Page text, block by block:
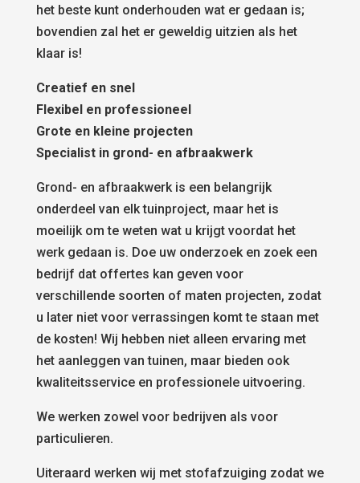
het beste kunt onderhouden wat er gedaan is;
bovendien zal het er geweldig uitzien als het
klaar is!
Creatief en snel
Flexibel en professioneel
Grote en kleine projecten
Specialist in grond- en afbraakwerk
Grond- en afbraakwerk is een belangrijk
onderdeel van elk tuinproject, maar het is
moeilijk om te weten wat u krijgt voordat het
werk gedaan is. Doe uw onderzoek en zoek een
bedrijf dat offertes kan geven voor
verschillende soorten of maten projecten, zodat
u later niet voor verrassingen komt te staan met
de kosten! Wij hebben niet alleen ervaring met
het aanleggen van tuinen, maar bieden ook
kwaliteitsservice en professionele uitvoering.
We werken zowel voor bedrijven als voor
particulieren.
Uiteraard werken wij met stofafzuiging zodat we